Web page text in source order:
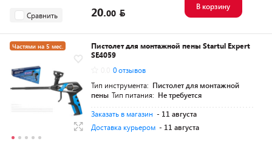
Сравнить 20.00
В корзину
Частями на 5 мес.
Пистолет для монтажной пены Startul Expert
SE4059
0 отзывов
Тип инструмента: Пистолет для монтажной
пены Тип питания: Не требуется
Заказать в магазин - 11 августа
Доставка курьером - 11 августа